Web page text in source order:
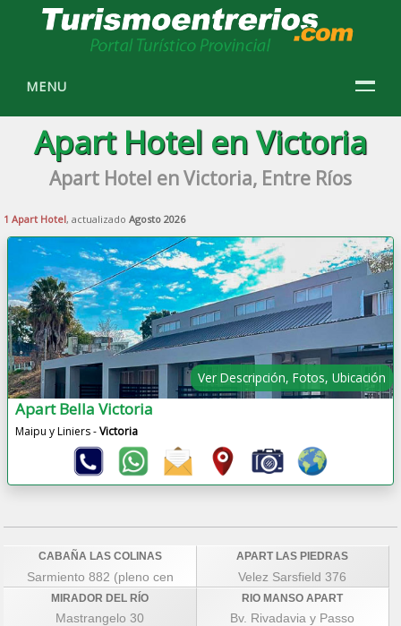
MENU
Apart Hotel en Victoria
Apart Hotel en Victoria, Entre Ríos
1 Apart Hotel, actualizadoAgosto 2026
Ver Descripción, Fotos, Ubicación
Apart Bella Victoria
Maipu y Liniers -Victoria
CABAÑA LAS COLINAS
Sarmiento 882 (pleno cen
APART LAS PIEDRAS
Velez Sarsfield 376
MIRADOR DEL RÍO
Mastrangelo 30
RIO MANSO APART
Bv. Rivadavia y Passo